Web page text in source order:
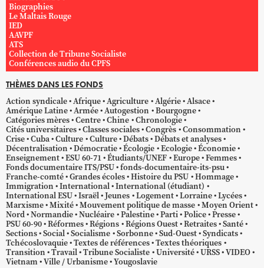
Biographies
Le Maltais Rouge
IED
AAVPF
ATS
Collection de Tribune Socialiste
Conférences audio du CPFS
THÈMES DANS LES FONDS
Action syndicale Afrique Agriculture Algérie Alsace
Amérique Latine Armée Autogestion
Bourgogne
Catégories mères Centre Chine Chronologie
Cités universitaires Classes sociales Congrès Consommation
Crise Cuba Culture Culture Débats Débats et analyses
Décentralisation Démocratie Écologie Ecologie Économie
Enseignement ESU 60-71 Étudiants/UNEF Europe Femmes
Fonds documentaire ITS/PSU fonds-documentaire-its-psu
Franche-comté Grandes écoles Histoire du PSU Hommage
Immigration International International (étudiant)
International ESU Israël Jeunes Logement Lorraine Lycées
Marxisme Mixité Mouvement politique de masse Moyen Orient
Nord Normandie Nucléaire Palestine Parti Police Presse
PSU 60-90 Réformes Régions Régions Ouest Retraites Santé
Sections Social Socialisme Sorbonne Sud-Ouest Syndicats
Tchécoslovaquie Textes de références Textes théoriques
Transition Travail Tribune Socialiste Université URSS VIDEO
Vietnam Ville / Urbanisme Yougoslavie